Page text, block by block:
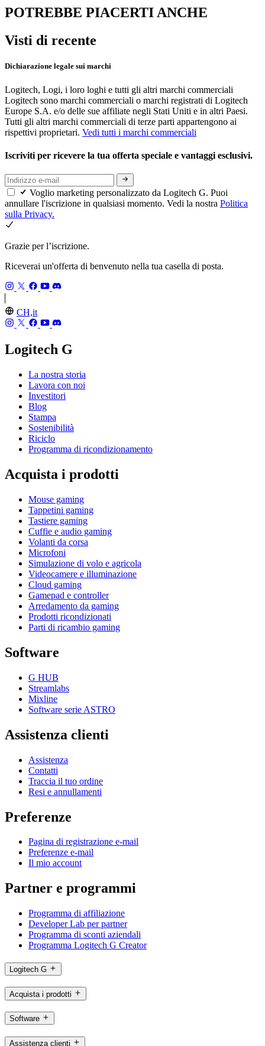
POTREBBE PIACERTI ANCHE
Visti di recente
Dichiarazione legale sui marchi
Logitech, Logi, i loro loghi e tutti gli altri marchi commerciali
Logitech sono marchi commerciali o marchi registrati di Logitech
Europe S.A. e/o delle sue affiliate negli Stati Uniti e in altri Paesi.
Tutti gli altri marchi commerciali di terze parti appartengono ai
rispettivi proprietari. Vedi tutti i marchi commerciali
Iscriviti per ricevere la tua offerta speciale e vantaggi esclusivi.
Voglio marketing personalizzato da Logitech G. Puoi
annullare l'iscrizione in qualsiasi momento. Vedi la nostra Politica
sulla Privacy.
Grazie per l’iscrizione.
Riceverai un'offerta di benvenuto nella tua casella di posta.
CH,it
Logitech G
La nostra storia
Lavora con noi
Investitori
Blog
Stampa
Sostenibilità
Riciclo
Programma di ricondizionamento
Acquista i prodotti
Mouse gaming
Tappetini gaming
Tastiere gaming
Cuffie e audio gaming
Volanti da corsa
Microfoni
Simulazione di volo e agricola
Videocamere e illuminazione
Cloud gaming
Gamepad e controller
Arredamento da gaming
Prodotti ricondizionati
Parti di ricambio gaming
Software
G HUB
Streamlabs
Mixline
Software serie ASTRO
Assistenza clienti
Assistenza
Contatti
Traccia il tuo ordine
Resi e annullamenti
Preferenze
Pagina di registrazione e-mail
Preferenze e-mail
Il mio account
Partner e programmi
Programma di affiliazione
Developer Lab per partner
Programma di sconti aziendali
Programma Logitech G Creator
Logitech G
Acquista i prodotti
Software
Assistenza clienti